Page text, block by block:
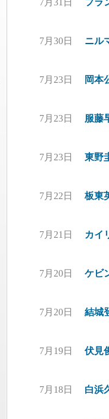
7月31日 フラ
7月30日 ニル
7月23日 岡本
7月23日 服藤
7月23日 東野
7月22日 板東
7月21日 カイ
7月20日 ケビ
7月20日 結城
7月19日 伏見
7月18日 白浜